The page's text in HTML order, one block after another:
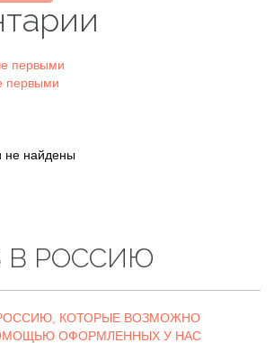
первыми
первыми
не найдены
В РОССИЮ
КОТОРЫЕ ВОЗМОЖНО
ОФОРМЛЕННЫХ У НАС